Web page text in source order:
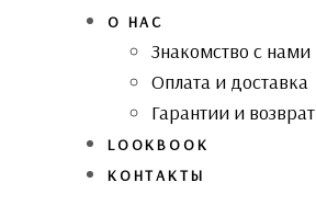
О НАС
Знакомство с нами
Оплата и доставка
Гарантии и возврат
LOOKBOOK
КОНТАКТЫ